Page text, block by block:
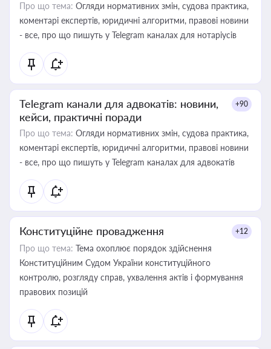
Про що тема: Огляди нормативних змін, судова практика,
коментарі експертів, юридичні алгоритми, правові новини
- все, про що пишуть у Telegram каналах для нотаріусів
Telegram канали для адвокатів: новини,
кейси, практичні поради
+90
Про що тема: Огляди нормативних змін, судова практика,
коментарі експертів, юридичні алгоритми, правові новини
- все, про що пишуть у Telegram каналах для адвокатів
Конституційне провадження +12
Про що тема: Тема охоплює порядок здійснення
Конституційним Судом України конституційного
контролю, розгляду справ, ухвалення актів і формування
правових позицій